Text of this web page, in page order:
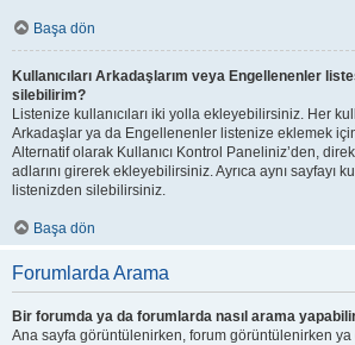
Başa dön
Kullanıcıları Arkadaşlarım veya Engellenenler
silebilirim?
Listenize kullanıcıları iki yolla ekleyebilirsiniz. Her
Arkadaşlar ya da Engellenenler listenize eklemek
Alternatif olarak Kullanıcı Kontrol Paneliniz’den,
adlarını girerek ekleyebilirsiniz. Ayrıca aynı sayfayı
listenizden silebilirsiniz.
Başa dön
Forumlarda Arama
Bir forumda ya da forumlarda nasıl arama
Ana sayfa görüntülenirken, forum görüntülenirken ya